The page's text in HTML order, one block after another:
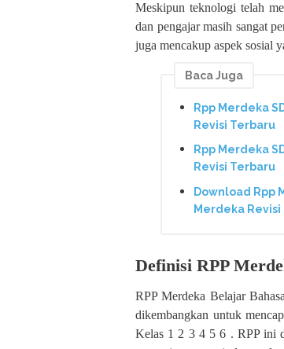
Meskipun teknologi telah
dan pengajar masih sangat
juga mencakup aspek sosial
Baca Juga
Rpp Merdeka
Revisi Terbaru
Rpp Merdeka
Revisi Terbaru
Download Rpp
Merdeka
Definisi RPP
RPP Merdeka Belajar
dikembangkan untuk
Kelas 1 2 3 4 5 6 . RPP ini